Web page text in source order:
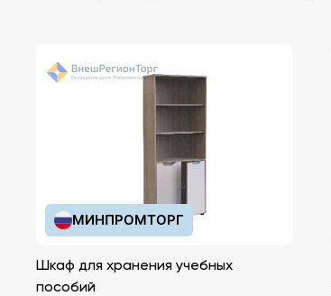
МИНПРОМТОРГ
Шкаф для хранения учебных
пособий